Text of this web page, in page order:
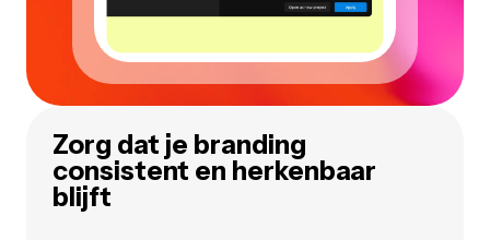
Zorg dat je branding
consistent en herkenbaar
blijft